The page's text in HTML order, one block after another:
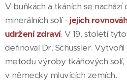
V buňkách a tkáních se nachází
minerálních solí - jejich
udržení zdraví. V 19. století
definoval Dr. Schüssler.
metodu výroby tkáňových solí,
v německy mluvících zemích.